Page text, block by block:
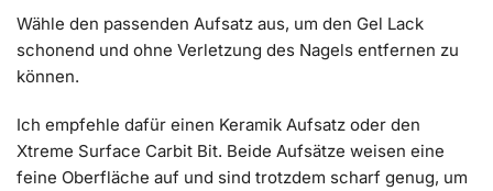
Wähle den passenden Aufsatz aus, um den Gel Lack
schonend und ohne Verletzung des Nagels entfernen zu
können.
Ich empfehle dafür einen Keramik Aufsatz oder den
Xtreme Surface Carbit Bit. Beide Aufsätze weisen eine
feine Oberfläche auf und sind trotzdem scharf genug, um